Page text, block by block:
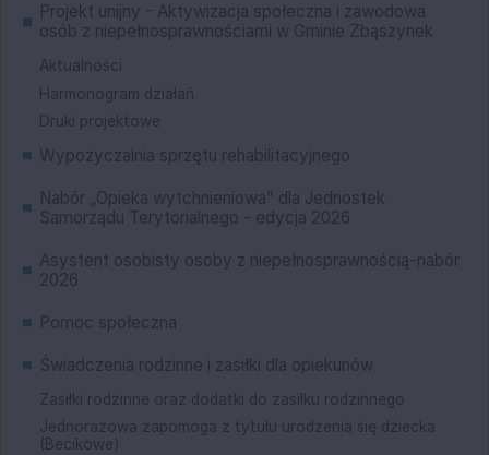
Projekt unijny - Aktywizacja społeczna i zawodowa
osób z niepełnosprawnościami w Gminie Zbąszynek
Aktualności
Harmonogram działań
Druki projektowe
Wypożyczalnia sprzętu rehabilitacyjnego
Nabór „Opieka wytchnieniowa” dla Jednostek
Samorządu Terytorialnego - edycja 2026
Asystent osobisty osoby z niepełnosprawnością-nabór
2026
Pomoc społeczna
Świadczenia rodzinne i zasiłki dla opiekunów
Zasiłki rodzinne oraz dodatki do zasiłku rodzinnego
Jednorazowa zapomoga z tytułu urodzenia się dziecka
(Becikowe)